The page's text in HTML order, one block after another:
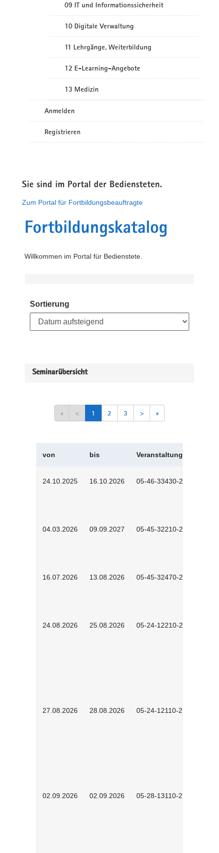
09 IT und Informationssicherheit
10 Digitale Verwaltung
11 Lehrgänge, Weiterbildung
12 E-Learning-Angebote
13 Medizin
Anmelden
Registrieren
Sie sind im Portal der Bediensteten.
Zum Portal für Fortbildungsbeauftragte
Fortbildungskatalog
Willkommen im Portal für Bedienstete.
Sortierung
Seminarübersicht
« < 1 2 3 > »
von bis Veranstaltungskürzel
24.10.2025 16.10.2026 05-46-33430-2501
04.03.2026 09.09.2027 05-45-32210-2601
16.07.2026 13.08.2026 05-45-32470-2601
24.08.2026 25.08.2026 05-24-12210-2601
27.08.2026 28.08.2026 05-24-12110-2601
02.09.2026 02.09.2026 05-28-13110-2605